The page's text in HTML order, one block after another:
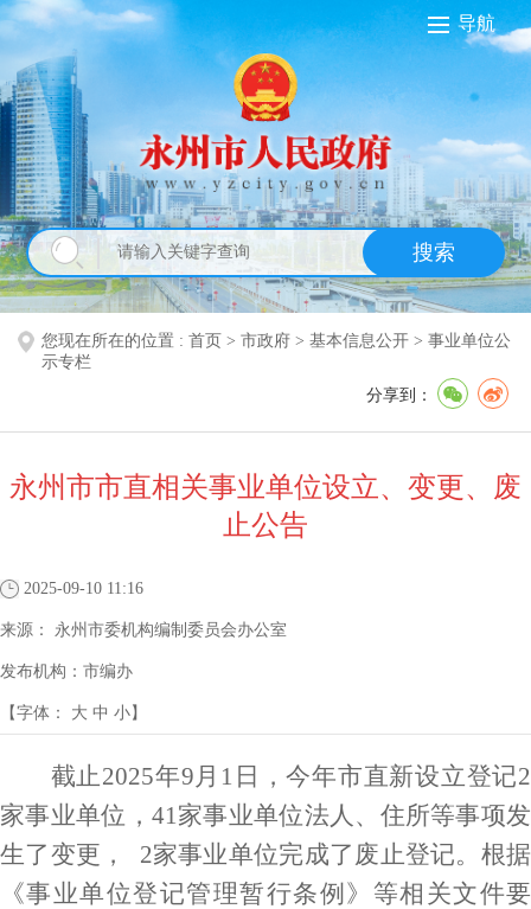
导航
搜索
您现在所在的位置 : 首页 > 市政府 > 基本信息公开 > 事业单位公
示专栏
分享到：
永州市市直相关事业单位设立、变更、废
止公告
2025-09-10 11:16
来源： 永州市委机构编制委员会办公室
发布机构： 市编办
【字体： 大 中 小】
截止 2025年9 月 1日，今年市直新设立登记2
家事业单位， 41家事业单位法人、住所等事项发
生了变更， 2家事业单位完成了 废止登记。根据
《事业单位登记管理暂行条例》等相关文件要